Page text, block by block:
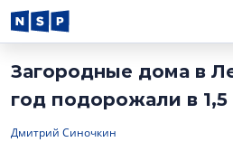
Загородные дома в
год подорожали в 1,5
Дмитрий Синочкин